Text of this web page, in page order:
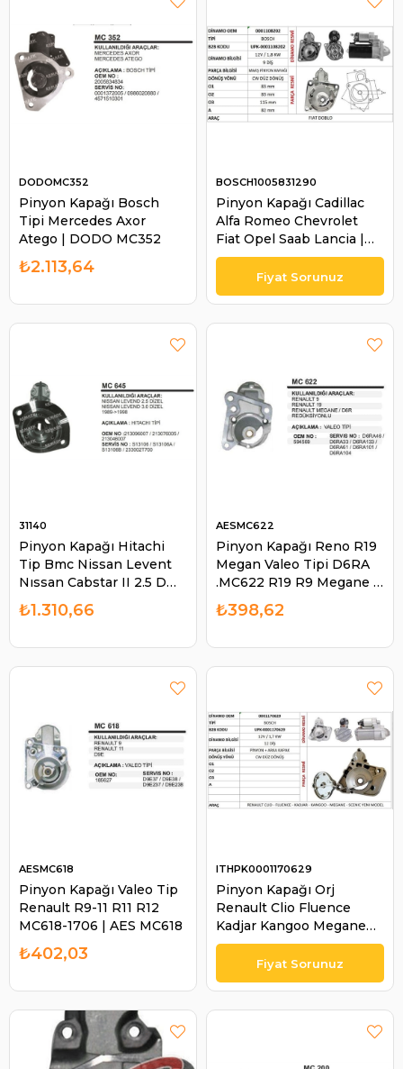
Pinyon Kapağı Bosch
Tipi Mercedes Axor
Atego | DODO MC352
DODOMC352
₺2.113,64
Pinyon Kapağı Cadillac
Alfa Romeo Chevrolet
Fiat Opel Saab Lancia |
BOSCH 1005831290
BOSCH1005831290
Pinyon Kapağı Hitachi
Tip Bmc Nissan Levent
Nıssan Cabstar II 2.5 D
F22 1988-1992 2488CCM
TD25/ Nıssan King Van
31140
₺1.310,66
Pinyon Kapağı Reno R19
Megan Valeo Tipi D6RA
.MC622 R19 R9 Megane |
AES MC622
AESMC622
₺398,62
Pinyon Kapağı Valeo Tip
Renault R9-11 R11 R12
MC618-1706 | AES MC618
AESMC618
₺402,03
Pinyon Kapağı Orj
Renault Clio Fluence
Kadjar Kangoo Megane
Scenic Yeni Model | ITH
PK0001170629
ITHPK0001170629